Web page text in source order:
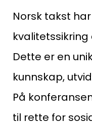
Norsk takst
Dette er en
kunnskap,
På
til rette for